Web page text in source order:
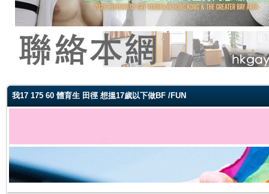
我17 175 60 體育生 田徑 想搵17歲以下做BF /FUN